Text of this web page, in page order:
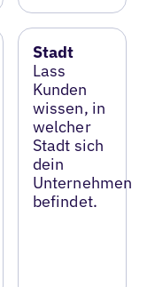
Stadt
Lass
Kunden
wissen, in
welcher
Stadt sich
dein
Unternehmen
befindet.